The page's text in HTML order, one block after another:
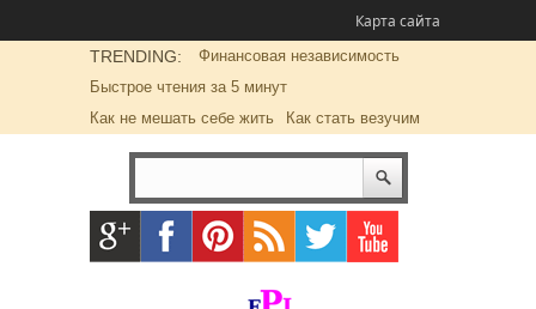
Карта сайта
TRENDING:
Финансовая независимость
Быстрое чтения за 5 минут
Как не мешать себе жить
Как стать везучим